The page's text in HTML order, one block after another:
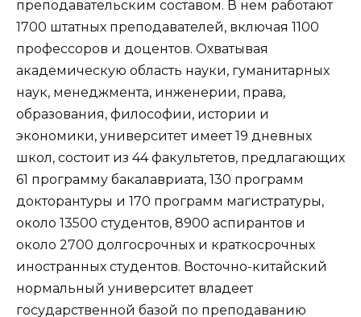
преподавательским составом. В нем работают
1700 штатных преподавателей, включая 1100
профессоров и доцентов. Охватывая
академическую область науки, гуманитарных
наук, менеджмента, инженерии, права,
образования, философии, истории и
экономики, университет имеет 19 дневных
школ, состоит из 44 факультетов, предлагающих
61 программу бакалавриата, 130 программ
докторантуры и 170 программ магистратуры,
около 13500 студентов, 8900 аспирантов и
около 2700 долгосрочных и краткосрочных
иностранных студентов. Восточно-китайский
нормальный университет владеет
государственной базой по преподаванию